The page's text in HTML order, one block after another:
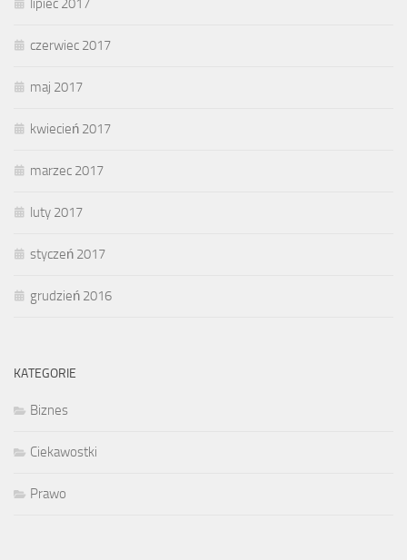
lipiec 2017
czerwiec 2017
maj 2017
kwiecień 2017
marzec 2017
luty 2017
styczeń 2017
grudzień 2016
KATEGORIE
Biznes
Ciekawostki
Prawo